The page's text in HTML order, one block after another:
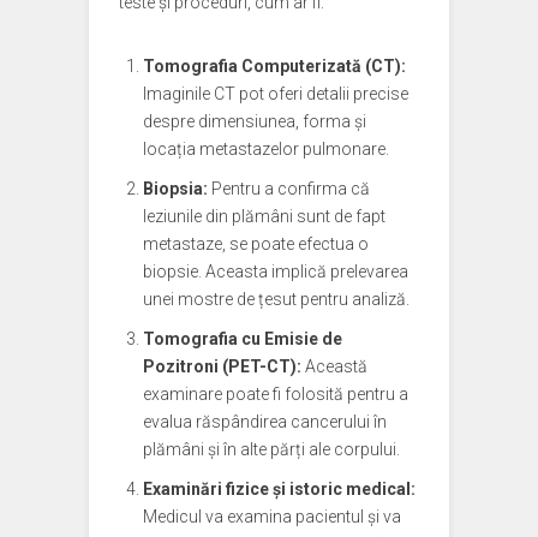
Tomografia Computerizată (CT):
Imaginile CT pot oferi detalii precise
despre dimensiunea, forma și
locația metastazelor pulmonare.
Biopsia: Pentru a confirma că
leziunile din plămâni sunt de fapt
metastaze, se poate efectua o
biopsie. Aceasta implică prelevarea
unei mostre de țesut pentru analiză.
Tomografia cu Emisie de
Pozitroni (PET-CT): Această
examinare poate fi folosită pentru a
evalua răspândirea cancerului în
plămâni și în alte părți ale corpului.
Examinări fizice și istoric medical:
Medicul va examina pacientul și va